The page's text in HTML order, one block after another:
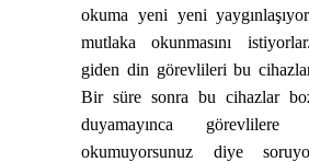
okuma yeni yeni
mutlaka okunmasını
giden din görevlileri bu
Bir süre sonra bu cihazlar
duyamayınca
okumuyorsunuz diye